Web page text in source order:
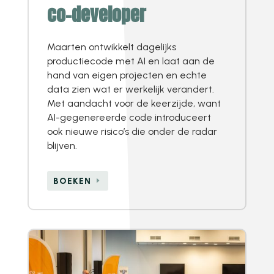
co-developer
Maarten ontwikkelt dagelijks
productiecode met AI en laat aan de
hand van eigen projecten en echte
data zien wat er werkelijk verandert.
Met aandacht voor de keerzijde, want
AI-gegenereerde code introduceert
ook nieuwe risico’s die onder de radar
blijven.
BOEKEN